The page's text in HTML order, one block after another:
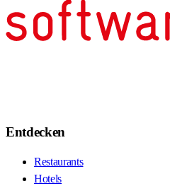
Entdecken
Restaurants
Hotels